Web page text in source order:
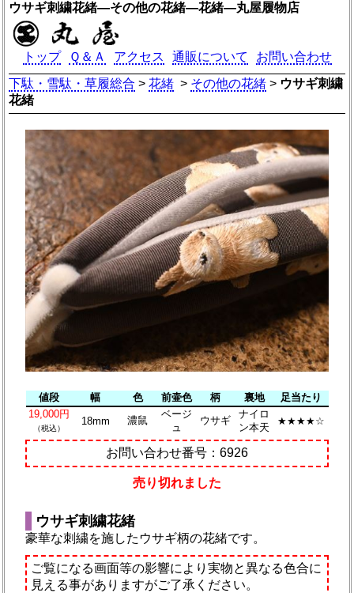
ウサギ刺繍花緒―その他の花緒―花緒―丸屋履物店
トップ Ｑ＆Ａ アクセス 通販について
お問い合わせ
下駄・雪駄・草履総合 >花緒 > その他の花緒 > ウサギ刺繍
花緒
値段 幅 色 前壷色 柄 裏地
足当たり
19,000円
（税込）
18mm 濃鼠
ベージ
ュ
ウサギ
ナイロ
ン本天
★★★★☆
お問い合わせ番号：6926
売り切れました
ウサギ刺繍花緒
豪華な刺繍を施したウサギ柄の花緒です。
ご覧になる画面等の影響により実物と異なる色合に
見える事がありますがご了承ください。